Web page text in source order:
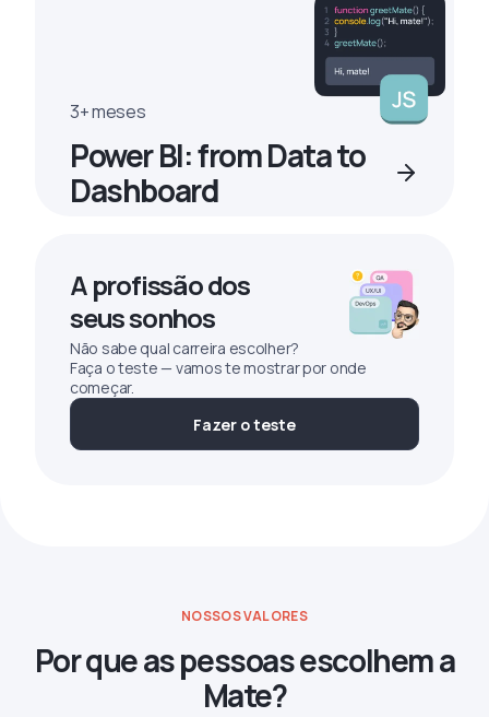
3+ meses
Power BI: from Data to
Dashboard
A profissão dos
seus sonhos
Não sabe qual carreira escolher?
Faça o teste — vamos te mostrar por onde
começar.
Fazer o teste
NOSSOS VALORES
Por que as pessoas escolhem a
Mate?